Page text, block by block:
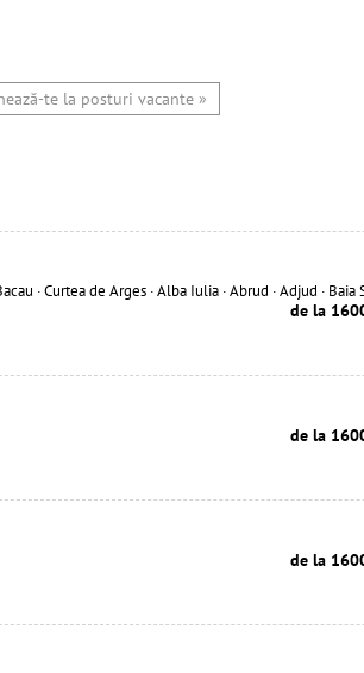
te la posturi vacante »
· Curtea de Arges · Alba Iulia · Abrud · Adjud · Baia
de la
de la
de la